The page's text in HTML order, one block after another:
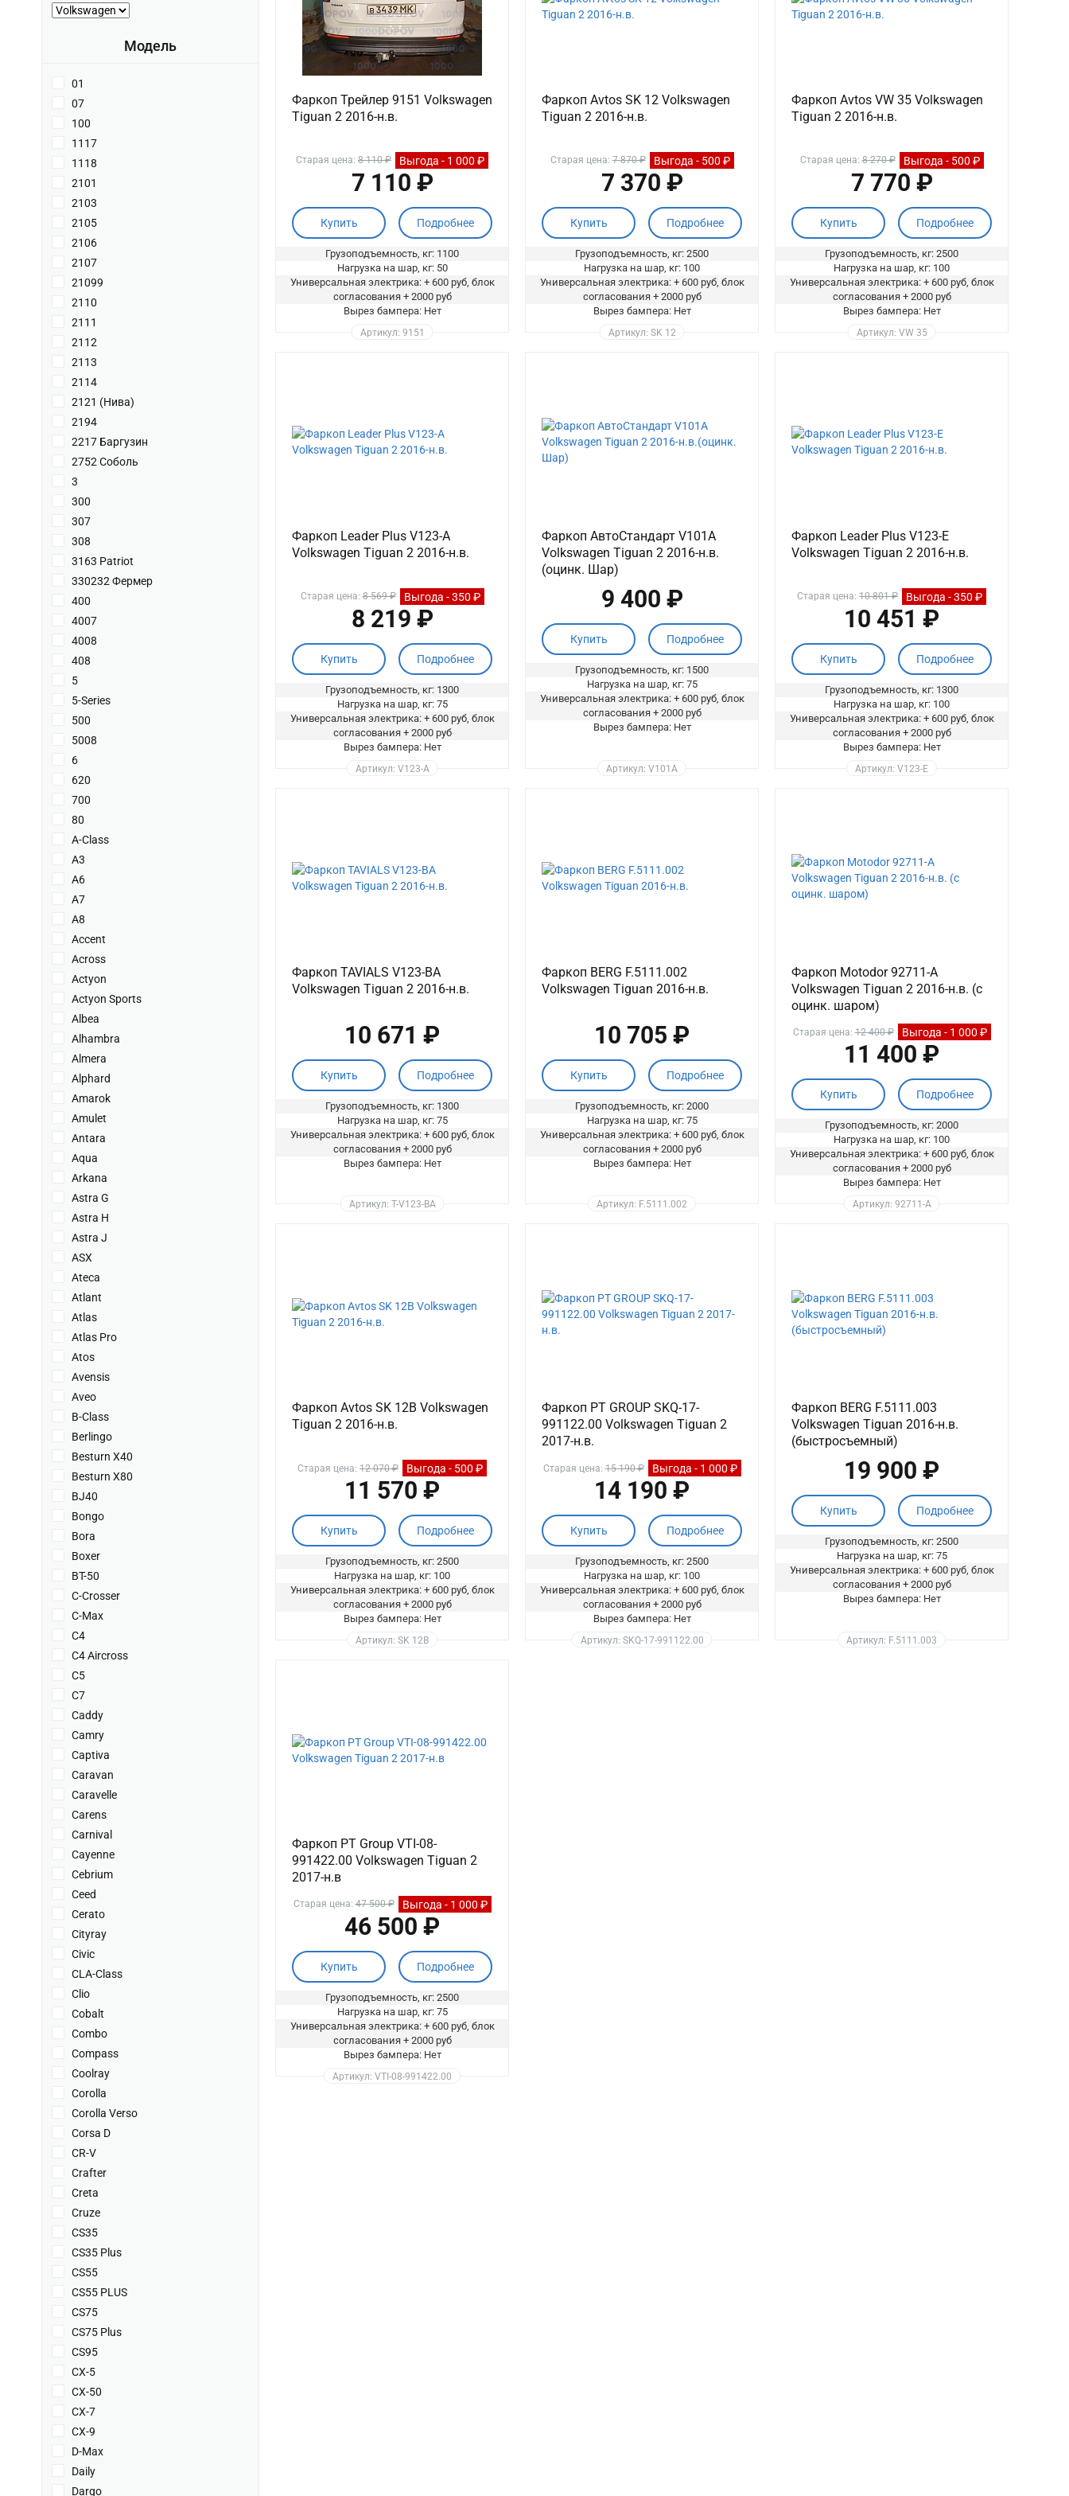
Модель
01
07
100
1117
1118
2101
2103
2105
2106
2107
21099
2110
2111
2112
2113
2114
2121 (Нива)
2194
2217 Баргузин
2752 Соболь
3
300
307
308
3163 Patriot
330232 Фермер
400
4007
4008
408
5
5-Series
500
5008
6
620
700
80
A-Class
A3
A6
A7
A8
Accent
Across
Actyon
Actyon Sports
Albea
Alhambra
Almera
Alphard
Amarok
Amulet
Antara
Aqua
Arkana
Astra G
Astra H
Astra J
ASX
Ateca
Atlant
Atlas
Atlas Pro
Atos
Avensis
Aveo
B-Class
Berlingo
Besturn X40
Besturn X80
BJ40
Bongo
Bora
Boxer
BT-50
C-Crosser
C-Max
C4
C4 Aircross
C5
C7
Caddy
Camry
Captiva
Caravan
Caravelle
Carens
Carnival
Cayenne
Cebrium
Ceed
Cerato
Cityray
Civic
CLA-Class
Clio
Cobalt
Combo
Compass
Coolray
Corolla
Corolla Verso
Corsa D
CR-V
Crafter
Creta
Cruze
CS35
CS35 Plus
CS55
CS55 PLUS
CS75
CS75 Plus
CS95
CX-5
CX-50
CX-7
CX-9
D-Max
Daily
Dargo
Фаркоп Трейлер 9151 Volkswagen
Tiguan 2 2016-н.в.
Старая цена: 8 110 ₽ Выгода - 1 000 ₽
7 110 ₽
Купить Подробнее
Грузоподъемность, кг: 1100
Нагрузка на шар, кг: 50
Универсальная электрика: + 600 руб, блок
согласования + 2000 руб
Вырез бампера: Нет
Артикул: 9151
Фаркоп Avtos SK 12 Volkswagen
Tiguan 2 2016-н.в.
Старая цена:7 870 ₽ Выгода - 500 ₽
7 370 ₽
Купить Подробнее
Грузоподъемность, кг: 2500
Нагрузка на шар, кг: 100
Универсальная электрика: + 600 руб, блок
согласования + 2000 руб
Вырез бампера: Нет
Артикул: SK 12
Фаркоп Avtos VW 35 Volkswagen
Tiguan 2 2016-н.в.
Старая цена:8 270 ₽ Выгода - 500 ₽
7 770 ₽
Купить Подробнее
Грузоподъемность, кг: 2500
Нагрузка на шар, кг: 100
Универсальная электрика: + 600 руб, блок
согласования + 2000 руб
Вырез бампера: Нет
Артикул: VW 35
Фаркоп Leader Plus V123-A
Volkswagen Tiguan 2 2016-н.в.
Старая цена:8 569 ₽ Выгода - 350 ₽
8 219 ₽
Купить Подробнее
Грузоподъемность, кг: 1300
Нагрузка на шар, кг: 75
Универсальная электрика: + 600 руб, блок
согласования + 2000 руб
Вырез бампера: Нет
Артикул: V123-A
Фаркоп АвтоСтандарт V101A
Volkswagen Tiguan 2 2016-н.в.
(оцинк. Шар)
9 400 ₽
Купить Подробнее
Грузоподъемность, кг: 1500
Нагрузка на шар, кг: 75
Универсальная электрика: + 600 руб, блок
согласования + 2000 руб
Вырез бампера: Нет
Артикул: V101A
Фаркоп Leader Plus V123-E
Volkswagen Tiguan 2 2016-н.в.
Старая цена: 10 801 ₽ Выгода - 350 ₽
10 451 ₽
Купить Подробнее
Грузоподъемность, кг: 1300
Нагрузка на шар, кг: 100
Универсальная электрика: + 600 руб, блок
согласования + 2000 руб
Вырез бампера: Нет
Артикул: V123-E
Фаркоп TAVIALS V123-BA
Volkswagen Tiguan 2 2016-н.в.
10 671 ₽
Купить Подробнее
Грузоподъемность, кг: 1300
Нагрузка на шар, кг: 75
Универсальная электрика: + 600 руб, блок
согласования + 2000 руб
Вырез бампера: Нет
Артикул: T-V123-BA
Фаркоп BERG F.5111.002
Volkswagen Tiguan 2016-н.в.
10 705 ₽
Купить Подробнее
Грузоподъемность, кг: 2000
Нагрузка на шар, кг: 75
Универсальная электрика: + 600 руб, блок
согласования + 2000 руб
Вырез бампера: Нет
Артикул: F.5111.002
Фаркоп Motodor 92711-A
Volkswagen Tiguan 2 2016-н.в. (с
оцинк. шаром)
Старая цена:12 400 ₽ Выгода - 1 000 ₽
11 400 ₽
Купить Подробнее
Грузоподъемность, кг: 2000
Нагрузка на шар, кг: 100
Универсальная электрика: + 600 руб, блок
согласования + 2000 руб
Вырез бампера: Нет
Артикул: 92711-A
Фаркоп Avtos SK 12B Volkswagen
Tiguan 2 2016-н.в.
Старая цена: 12 070 ₽ Выгода - 500 ₽
11 570 ₽
Купить Подробнее
Грузоподъемность, кг: 2500
Нагрузка на шар, кг: 100
Универсальная электрика: + 600 руб, блок
согласования + 2000 руб
Вырез бампера: Нет
Артикул: SK 12B
Фаркоп PT GROUP SKQ-17-
991122.00 Volkswagen Tiguan 2
2017-н.в.
Старая цена:15 190 ₽ Выгода - 1 000 ₽
14 190 ₽
Купить Подробнее
Грузоподъемность, кг: 2500
Нагрузка на шар, кг: 100
Универсальная электрика: + 600 руб, блок
согласования + 2000 руб
Вырез бампера: Нет
Артикул: SKQ-17-991122.00
Фаркоп BERG F.5111.003
Volkswagen Tiguan 2016-н.в.
(быстросъемный)
19 900 ₽
Купить Подробнее
Грузоподъемность, кг: 2500
Нагрузка на шар, кг: 75
Универсальная электрика: + 600 руб, блок
согласования + 2000 руб
Вырез бампера: Нет
Артикул: F.5111.003
Фаркоп PT Group VTI-08-
991422.00 Volkswagen Tiguan 2
2017-н.в
Старая цена:47 500 ₽ Выгода - 1 000 ₽
46 500 ₽
Купить Подробнее
Грузоподъемность, кг: 2500
Нагрузка на шар, кг: 75
Универсальная электрика: + 600 руб, блок
согласования + 2000 руб
Вырез бампера: Нет
Артикул: VTI-08-991422.00